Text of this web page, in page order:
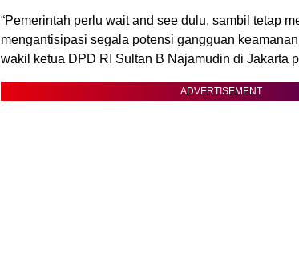
“Pemerintah perlu wait and see dulu, sambil tetap
mengantisipasi segala potensi gangguan
wakil ketua DPD RI Sultan B Najamudin di Jakarta
ADVERTISEMENT